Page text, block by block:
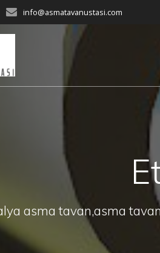
info@asmatavanustasi.com
asma tavan,asma